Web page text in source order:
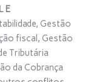
E
Gestão
fiscal, Gestão
Tributária
da Cobrança